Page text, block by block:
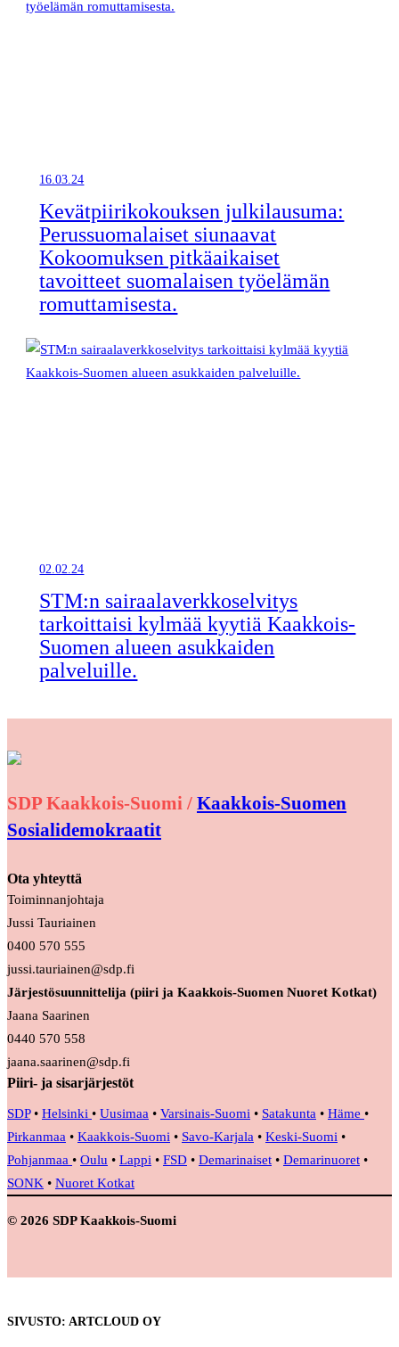
16.03.24
Kevätpiirikokouksen julkilausuma:
Perussuomalaiset siunaavat
Kokoomuksen pitkäaikaiset
tavoitteet suomalaisen työelämän
romuttamisesta.
02.02.24
STM:n sairaalaverkkoselvitys
tarkoittaisi kylmää kyytiä Kaakkois-
Suomen alueen asukkaiden
palveluille.
SDP Kaakkois-Suomi / Kaakkois-Suomen
Sosialidemokraatit
Ota yhteyttä
Toiminnanjohtaja
Jussi Tauriainen
0400 570 555
jussi.tauriainen@sdp.fi
Järjestösuunnittelija (piiri ja Kaakkois-Suomen Nuoret Kotkat)
Jaana Saarinen
0440 570 558
jaana.saarinen@sdp.fi
Piiri- ja sisarjärjestöt
SDP• Helsinki • Uusimaa • Varsinais-Suomi • Satakunta • Häme •
Pirkanmaa • Kaakkois-Suomi • Savo-Karjala • Keski-Suomi •
Pohjanmaa • Oulu • Lappi • FSD • Demarinaiset • Demarinuoret •
SONK • Nuoret Kotkat
© 2026 SDP Kaakkois-Suomi
SIVUSTO: ARTCLOUD OY